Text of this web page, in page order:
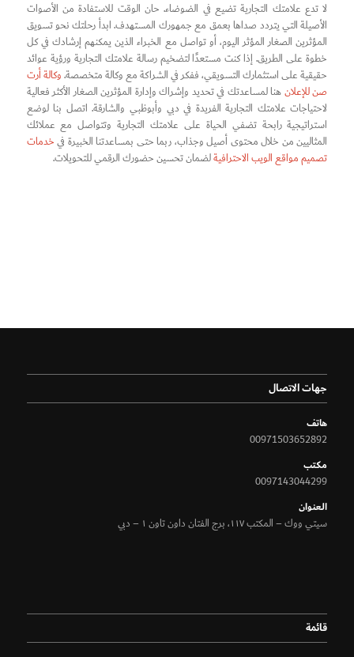
لا تدع علامتك التجارية تضيع في الضوضاء. حان الوقت للاستفادة من الأصوات
الأصيلة التي يتردد صداها بعمق مع جمهورك المستهدف. ابدأ رحلتك نحو تسويق
المؤثرين الصغار المؤثر اليوم، أو تواصل مع الخبراء الذين يمكنهم إرشادك في كل
خطوة على الطريق. إذا كنت مستعدًا لتضخيم رسالة علامتك التجارية ورؤية عوائد
حقيقية على استثمارك التسويقي، ففكر في الشراكة مع وكالة متخصصة.وكالة أرت
صن للإعلانهنا لمساعدتك في تحديد وإشراك وإدارة المؤثرين الصغار الأكثر فعالية
لاحتياجات علامتك التجارية الفريدة في دبي وأبوظبي والشارقة. اتصل بنا لوضع
استراتيجية رابحة تضفي الحياة على علامتك التجارية وتتواصل مع عملائك
المثاليين من خلال محتوى أصيل وجذاب، ربما حتى بمساعدتنا الخبيرة فيخدمات
تصميم مواقع الويب الاحترافيةلضمان تحسين حضورك الرقمي للتحويلات.
جهات الاتصال
هاتف
00971503652892
مكتب
0097143044299
الـعنوان
سيتي ووك – المكتب ١١٧، برج الفتان داون تاون ١ – دبي
قائمة